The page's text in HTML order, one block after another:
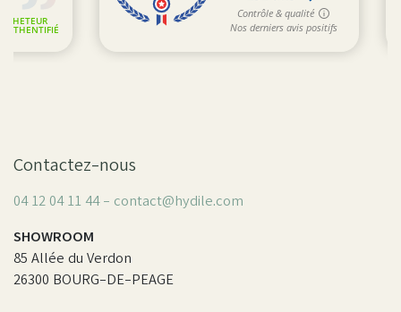
Contactez-nous
04 12 04 11 44 - contact@hydile.com
SHOWROOM
85 Allée du Verdon
26300 BOURG-DE-PEAGE